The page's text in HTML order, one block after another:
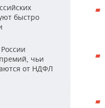
быстро
чьи
от НДФЛ